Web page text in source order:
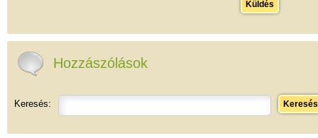
Küldés
Hozzászólások
Keresés: Keresés